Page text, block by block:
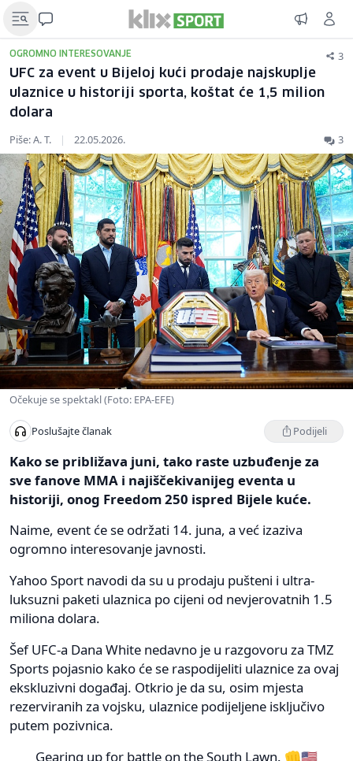
OGROMNO INTERESOVANJE 3
UFC za event u Bijeloj kući prodaje najskuplje
ulaznice u historiji sporta, koštat će 1,5 milion
dolara
Piše: A. T. | 22.05.2026. 3
Očekuje se spektakl (Foto: EPA-EFE)
Poslušajte članak Podijeli
Kako se približava juni, tako raste uzbuđenje za
sve fanove MMA i najiščekivanijeg eventa u
historiji, onog Freedom 250 ispred Bijele kuće.
Naime, event će se održati 14. juna, a već izaziva
ogromno interesovanje javnosti.
Yahoo Sport navodi da su u prodaju pušteni i ultra-
luksuzni paketi ulaznica po cijeni od nevjerovatnih 1.5
miliona dolara.
Šef UFC-a Dana White nedavno je u razgovoru za TMZ
Sports pojasnio kako će se raspodijeliti ulaznice za ovaj
ekskluzivni događaj. Otkrio je da su, osim mjesta
rezerviranih za vojsku, ulaznice podijeljene isključivo
putem pozivnica.
Gearing up for battle on the South Lawn. 👊🇺🇸